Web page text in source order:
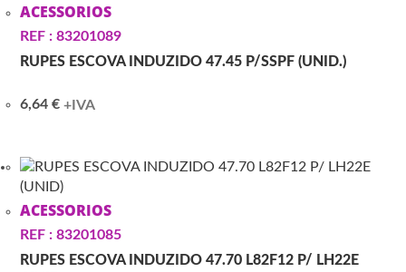
ACESSORIOS
REF : 83201089
RUPES ESCOVA INDUZIDO 47.45 P/SSPF (UNID.)
6,64€ +IVA
ACESSORIOS
REF : 83201085
RUPES ESCOVA INDUZIDO 47.70 L82F12 P/ LH22E